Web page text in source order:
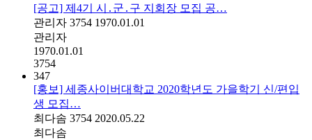
[공고] 제4기 시․군․구 지회장 모집 공…
관리자 3754 1970.01.01
관리자
1970.01.01
3754
347
[홍보] 세종사이버대학교 2020학년도 가을학기 신/편입
생 모집…
최다솜 3754 2020.05.22
최다솜